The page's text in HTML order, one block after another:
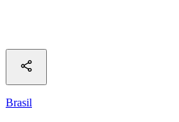
Brasil